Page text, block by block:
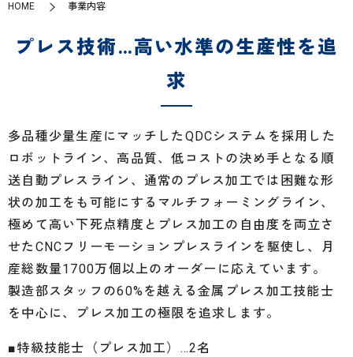
HOME 事業内容
プレス技術…高い水準の生産性を追
求
多品種少量生産にマッチしたQDCシステムを採用した
ロボットライン、高品質、低コストの決め手となる順
送自動プレスライン、通常のプレス加工では困難な形
状の加工をも可能にするマルチフォーミングライン、
極めて高い下死点精度とプレス加工の自由度を両立さ
せたCNCフリーモーションプレスラインを駆使し、月
産総数量1700万個以上のオーダーに応えています。
製造部スタッフの60%を越える金属プレス加工技能士
を中心に、プレス加工の極限を追求します。
■特級技能士（プレス加工）…2名